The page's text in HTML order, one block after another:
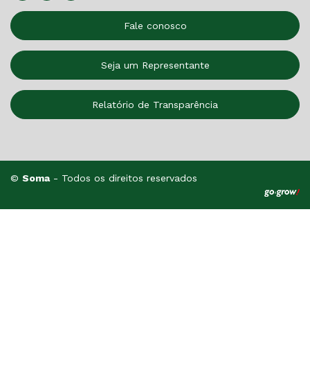
Fale conosco
Seja um Representante
Relatório de Transparência
© Soma- Todos os direitos reservados